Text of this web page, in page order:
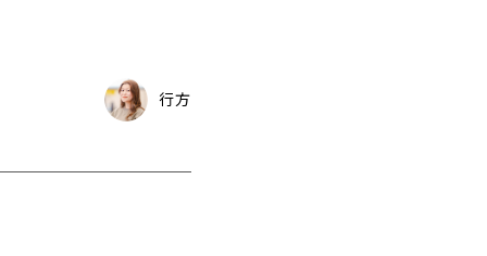
行方